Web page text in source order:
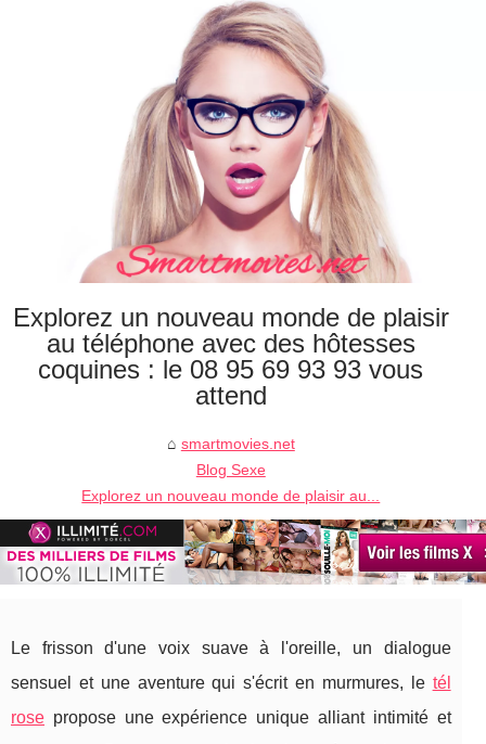
Explorez un nouveau monde de plaisir
au téléphone avec des hôtesses
coquines : le 08 95 69 93 93 vous
attend
smartmovies.net
Blog Sexe
Explorez un nouveau monde de plaisir au...
Le frisson d'une voix suave à l'oreille, un dialogue
sensuel et une aventure qui s'écrit en murmures, le tél
rose propose une expérience unique alliant intimité et